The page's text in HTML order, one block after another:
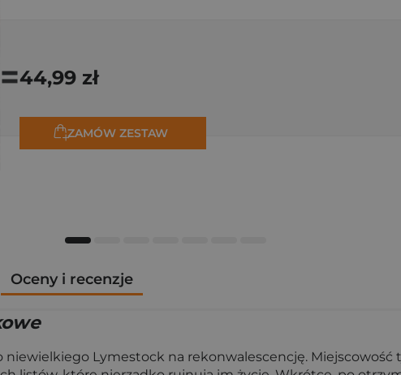
=44,99 zł
ZAMÓW ZESTAW
Oceny i recenzje
Lymestock na rekonwalescencję. Miejscowość